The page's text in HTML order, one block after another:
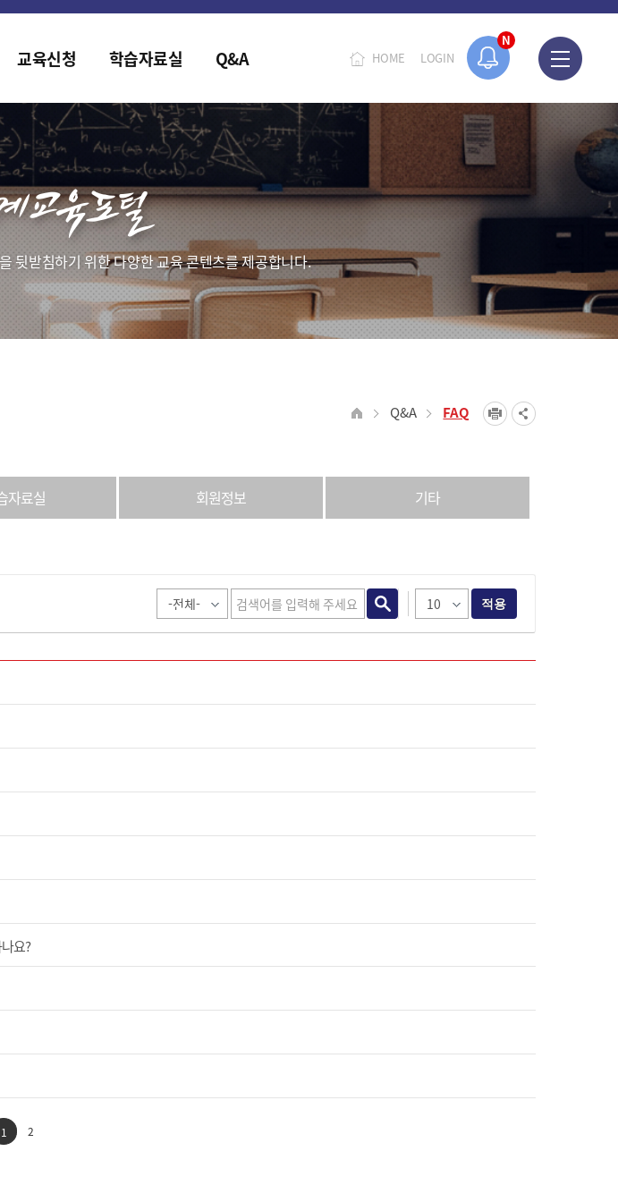
N
었습니다.
HOME LOGIN
교육신청 학습자료실 Q&A
뒷받침하기 위한 다양한 교육 콘텐츠를 제공합니다.
Q&A FAQ
자료실 회원정보 기타
적용
요?
1 2